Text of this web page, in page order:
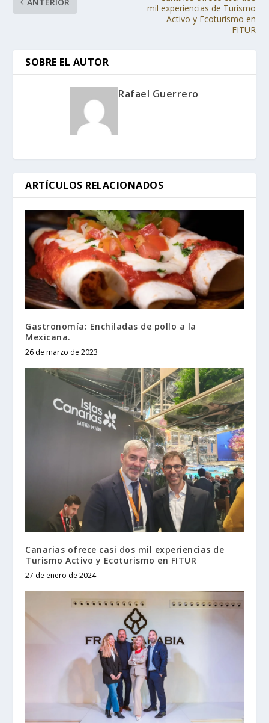
mil experiencias de Turismo
Activo y Ecoturismo en
FITUR
SOBRE EL AUTOR
Rafael Guerrero
ARTÍCULOS RELACIONADOS
Gastronomía: Enchiladas de pollo a la
Mexicana.
26 de marzo de 2023
Canarias ofrece casi dos mil experiencias de
Turismo Activo y Ecoturismo en FITUR
27 de enero de 2024